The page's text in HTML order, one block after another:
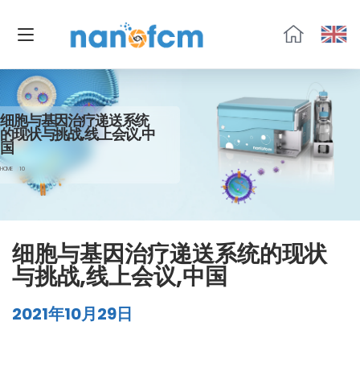
流
物
细胞与基因治疗递送系统
的现状与挑战,线上会议,中
国
HOME 10
细胞与基因治疗递送系统的现状
与挑战,线上会议,中国
2021年10月29日